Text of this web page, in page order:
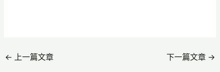
← 上一篇文章 下一篇文章 →